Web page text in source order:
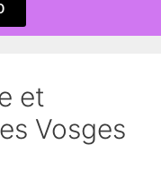
et
Vosges